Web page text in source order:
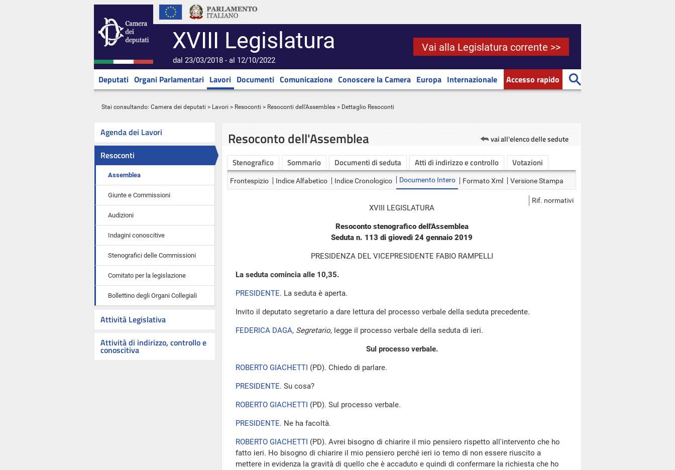
XVIII Legislatura
dal 23/03/2018 - al 12/10/2022
Vai alla Legislatura corrente >>
Deputati Organi Parlamentari Lavori Documenti Comunicazione Conoscere la Camera Europa Internazionale Accesso rapido
Stai consultando: Camera dei deputati > Lavori > Resoconti > Resoconti dell'Assemblea > Dettaglio Resoconti
Agenda dei Lavori
Resoconti
Assemblea
Giunte e Commissioni
Audizioni
Indagini conoscitive
Stenografici delle Commissioni
Comitato per la legislazione
Bollettino degli Organi Collegiali
Attività Legislativa
Attività di indirizzo, controllo e
conoscitiva
Resoconto dell'Assemblea vai all'elenco delle sedute
Stenografico Sommario Documenti di seduta Atti di indirizzo e controllo Votazioni
Frontespizio Indice Alfabetico Indice Cronologico Documento Intero Formato Xml Versione Stampa
Rif. normativi
XVIII LEGISLATURA
Resoconto stenografico dell'Assemblea
Seduta n. 113 di giovedì 24 gennaio 2019
PRESIDENZA DEL VICEPRESIDENTE FABIO RAMPELLI
La seduta comincia alle 10,35.
PRESIDENTE. La seduta è aperta.
Invito il deputato segretario a dare lettura del processo verbale della seduta precedente.
FEDERICA DAGA, Segretario, legge il processo verbale della seduta di ieri.
Sul processo verbale.
ROBERTO GIACHETTI (PD). Chiedo di parlare.
PRESIDENTE. Su cosa?
ROBERTO GIACHETTI (PD). Sul processo verbale.
PRESIDENTE. Ne ha facoltà.
ROBERTO GIACHETTI (PD). Avrei bisogno di chiarire il mio pensiero rispetto all'intervento che ho
fatto ieri. Ho bisogno di chiarire il mio pensiero perché ieri io temo di non essere riuscito a
mettere in evidenza la gravità di quello che è accaduto e quindi di confermare la richiesta che ho